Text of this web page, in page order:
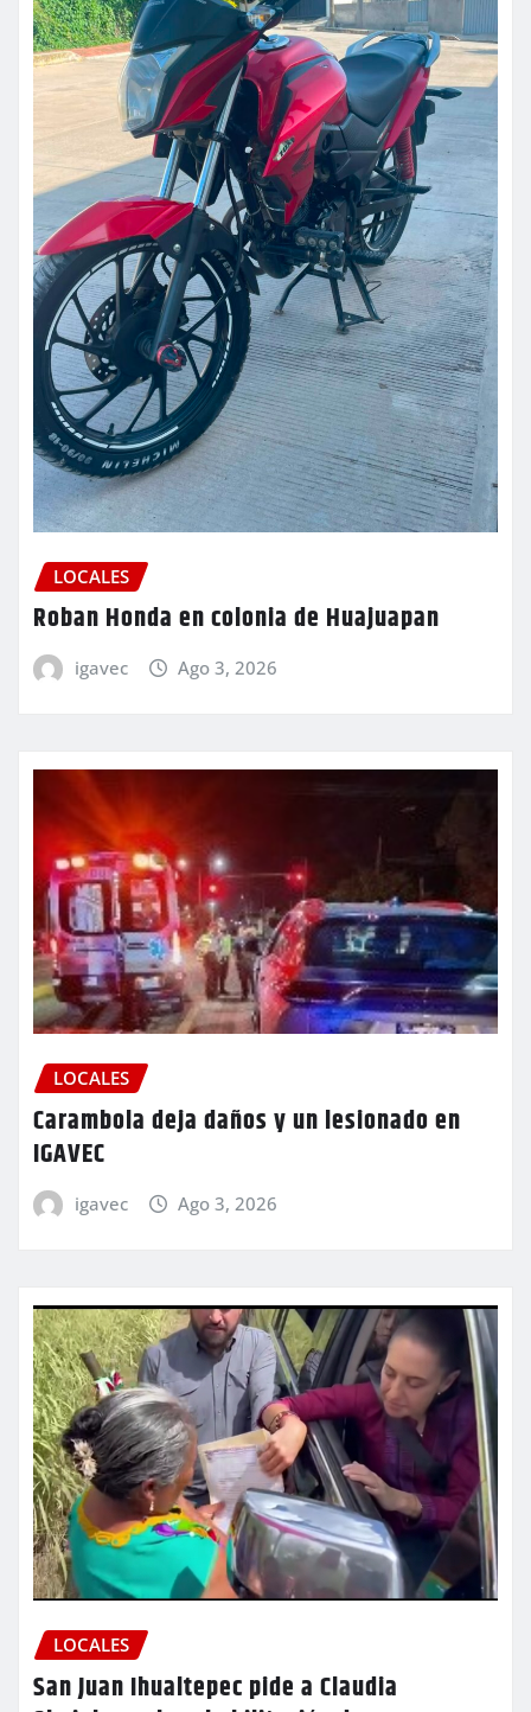
LOCALES
Roban Honda en colonia de Huajuapan
igavec Ago 3, 2026
LOCALES
Carambola deja daños y un lesionado en
IGAVEC
igavec Ago 3, 2026
LOCALES
San Juan Ihualtepec pide a Claudia